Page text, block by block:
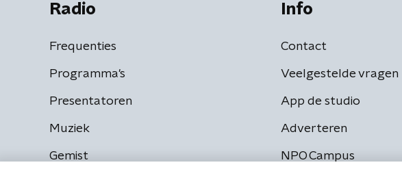
Radio
Frequenties
Programma's
Presentatoren
Muziek
Gemist
Info
Contact
Veelgestelde vragen
App de studio
Adverteren
NPO Campus